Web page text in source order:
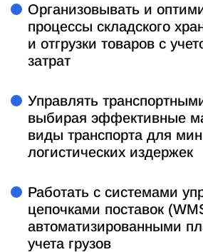
Организовывать и
процессы складского
и отгрузки товаров с
затрат
Управлять
выбирая эффективные
виды транспорта для
логистических издержек
Работать с системами
цепочками поставок
автоматизированными
учета грузов